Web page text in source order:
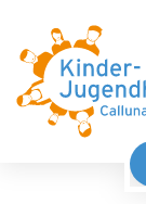
Kinderhospiz
Wir stellen
Unsere
Unser